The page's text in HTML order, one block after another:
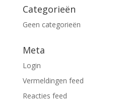
Categorieën
Geen categorieën
Meta
Login
Vermeldingen feed
Reacties feed